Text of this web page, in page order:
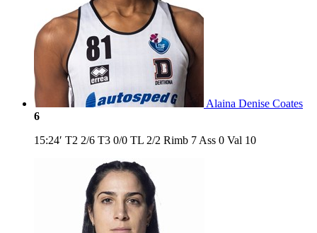
Alaina Denise Coates
6
15:24′ T2 2/6 T3 0/0 TL 2/2 Rimb 7 Ass 0 Val 10